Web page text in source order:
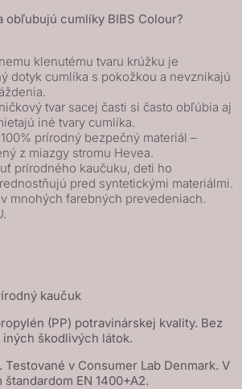
obľubujú cumlíky BIBS Colour?
klenutému tvaru krúžku je
dotyk cumlíka s pokožkou a nevznikajú
tvar sacej časti si často obľúbia aj
iné tvary cumlíka.
prírodný bezpečný materiál –
z miazgy stromu Hevea.
prírodného kaučuku, deti ho
pred syntetickými materiálmi.
mnohých farebných prevedeniach.
kaučuk
(PP) potravinárskej kvality. Bez
iných škodlivých látok.
Testované v Consumer Lab Denmark. V
EN 1400+A2.